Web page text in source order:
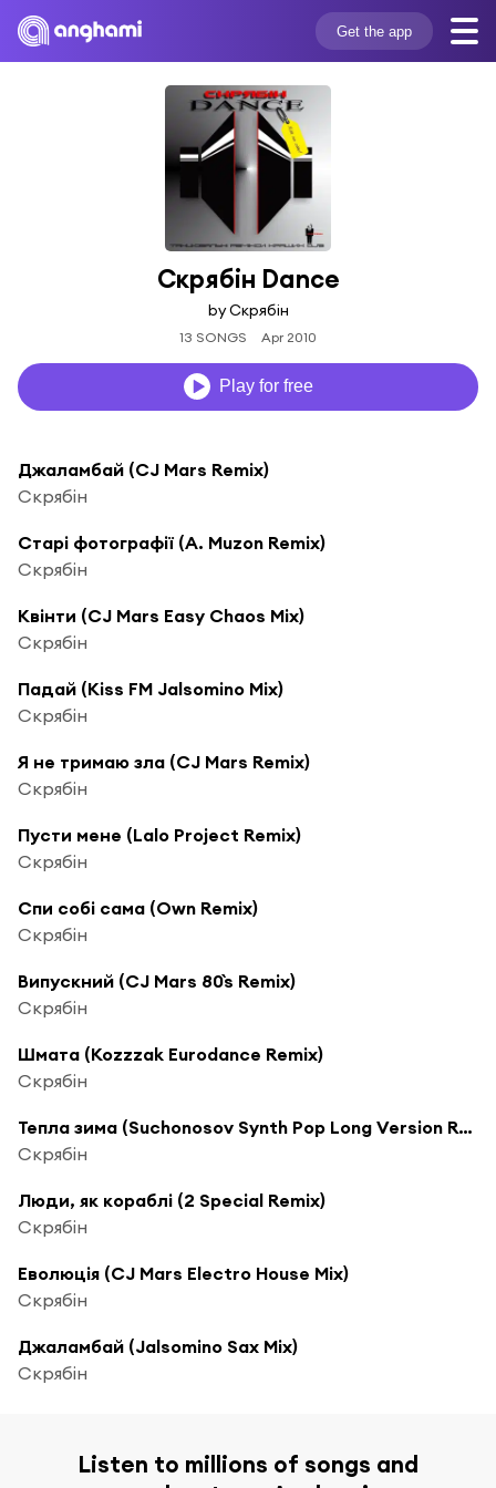
Get the app
Скрябін Dance
by Скрябін
13 SONGS Apr 2010
Play for free
Джаламбай (CJ Mars Remix)
Скрябін
Старі фотографії (A. Muzon Remix)
Скрябін
Квінти (CJ Mars Easy Chaos Mix)
Скрябін
Падай (Kiss FM Jalsomino Mix)
Скрябін
Я не тримаю зла (CJ Mars Remix)
Скрябін
Пусти мене (Lalo Project Remix)
Скрябін
Спи собі сама (Own Remix)
Скрябін
Випускний (CJ Mars 80`s Remix)
Скрябін
Шмата (Kozzzak Eurodance Remix)
Скрябін
Тепла зима (Suchonosov Synth Pop Long Version Remix)
Скрябін
Люди, як кораблі (2 Special Remix)
Скрябін
Еволюція (CJ Mars Electro House Mix)
Скрябін
Джаламбай (Jalsomino Sax Mix)
Скрябін
Listen to millions of songs and